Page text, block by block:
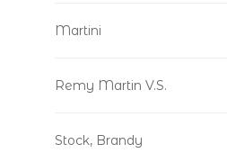
Martini
Remy Martin V.S.
Stock, Brandy